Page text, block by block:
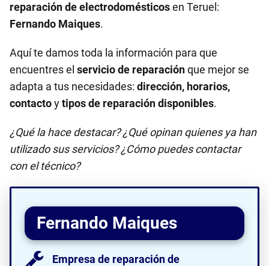
reparación de electrodomésticosen Teruel:
Fernando Maiques.
Aquí te damos toda la información para que
encuentres el servicio de reparaciónque mejor se
adapta a tus necesidades: dirección, horarios,
contactoytipos de reparación disponibles.
¿Qué la hace destacar? ¿Qué opinan quienes ya han
utilizado sus servicios? ¿Cómo puedes contactar
con el técnico?
Fernando Maiques
Empresa de reparación de